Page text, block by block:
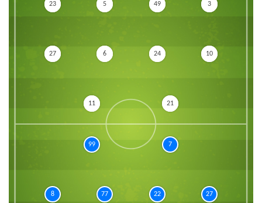
23 5 49 3
27 6 24 10
11 21
27
22
77
8
7
99